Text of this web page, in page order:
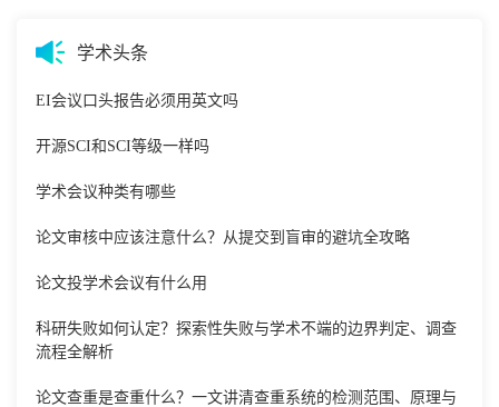
学术头条
EI会议口头报告必须用英文吗
开源SCI和SCI等级一样吗
学术会议种类有哪些
论文审核中应该注意什么？从提交到盲审的避坑全攻略
论文投学术会议有什么用
科研失败如何认定？探索性失败与学术不端的边界判定、调查
流程全解析
论文查重是查重什么？一文讲清查重系统的检测范围、原理与